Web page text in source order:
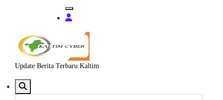
Update Berita Terbaru Kaltim